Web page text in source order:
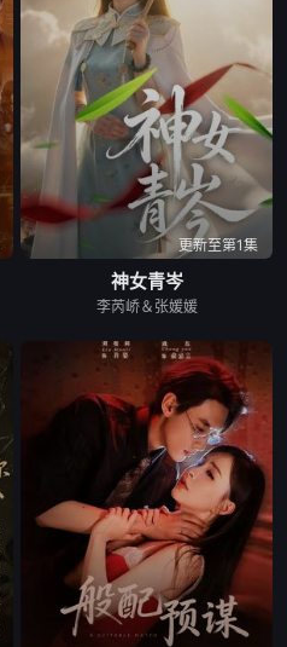
更新至第1集
神女青岑
李芮峤＆张媛媛